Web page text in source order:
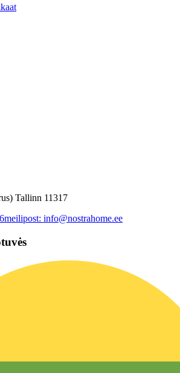
Tallinn 11317
meilipost: info@nostrahome.ee